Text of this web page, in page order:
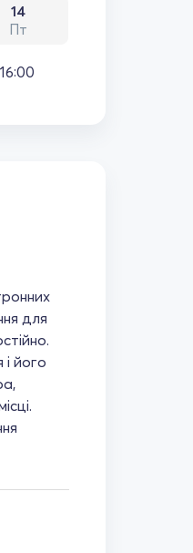
14
Пт
16:00
для
його